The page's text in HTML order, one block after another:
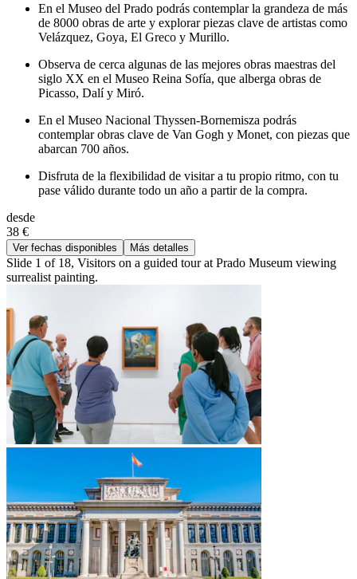
En el Museo del Prado podrás contemplar la grandeza de más
de 8000 obras de arte y explorar piezas clave de artistas como
Velázquez, Goya, El Greco y Murillo.
Observa de cerca algunas de las mejores obras maestras del
siglo XX en el Museo Reina Sofía, que alberga obras de
Picasso, Dalí y Miró.
En el Museo Nacional Thyssen-Bornemisza podrás
contemplar obras clave de Van Gogh y Monet, con piezas que
abarcan 700 años.
Disfruta de la flexibilidad de visitar a tu propio ritmo, con tu
pase válido durante todo un año a partir de la compra.
desde
38 €
Ver fechas disponibles Más detalles
Slide 1 of 18, Visitors on a guided tour at Prado Museum viewing
surrealist painting.